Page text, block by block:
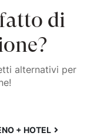
di
alternativi per
+ HOTEL